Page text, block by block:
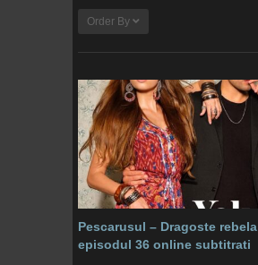
Order By
Pescarusul – Dragoste rebela
episodul 36 online subtitrati